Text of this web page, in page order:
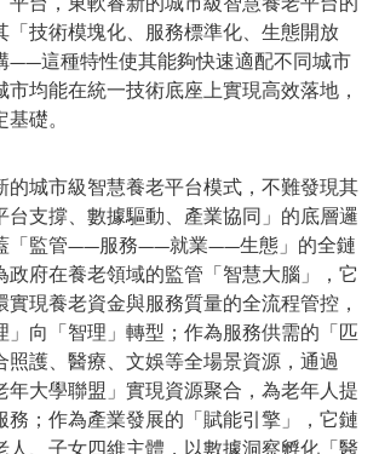
「技術模塊化、服務標準化、生態開放
——這種特性使其能夠快速適配不同城市
均能在統一技術底座上實現高效落地，
礎。
的城市級智慧養老平台模式，不難發現其
台支撐、數據驅動、產業協同」的底層邏
「監管——服務——就業——生態」的全鏈
政府在養老領域的監管「智慧大腦」，它
現養老資金與服務質量的全流程管控，
」向「智理」轉型；作為服務供需的「匹
照護、醫療、文娛等全場景資源，通過
年大學聯盟」實現資源聚合，為老年人提
務；作為產業發展的「賦能引擎」，它鏈